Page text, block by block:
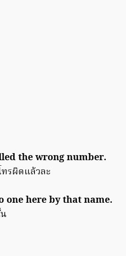
the wrong number.
รผิดแล้วละ
one here by that name.